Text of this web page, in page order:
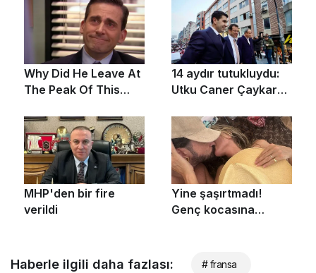
Haberle ilgili daha fazlası: # fransa